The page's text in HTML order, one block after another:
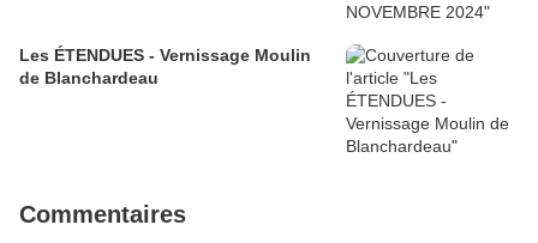
Les ÉTENDUES - Vernissage Moulin
de Blanchardeau
Commentaires